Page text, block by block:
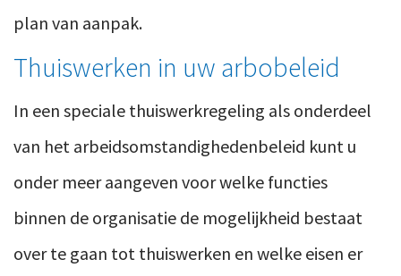
plan van aanpak.
Thuiswerken in uw arbobeleid
In een speciale thuiswerkregeling als onderdeel
van het arbeidsomstandighedenbeleid kunt u
onder meer aangeven voor welke functies
binnen de organisatie de mogelijkheid bestaat
over te gaan tot thuiswerken en welke eisen er